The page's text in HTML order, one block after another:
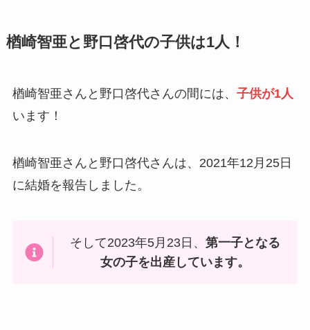
楢崎智亜と野口啓代の子供は1人！
楢崎智亜さんと野口啓代さんの間には、 子供が1人
います！
楢崎智亜さんと野口啓代さんは、2021年12月25日
に結婚を報告しました。
そして2023年5月23日、第一子となる
女の子を出産しています。